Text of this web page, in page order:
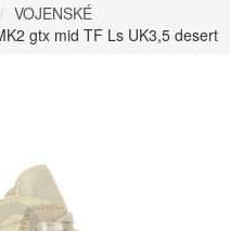
VOJENSKÉ
gtx mid TF Ls UK3,5 desert